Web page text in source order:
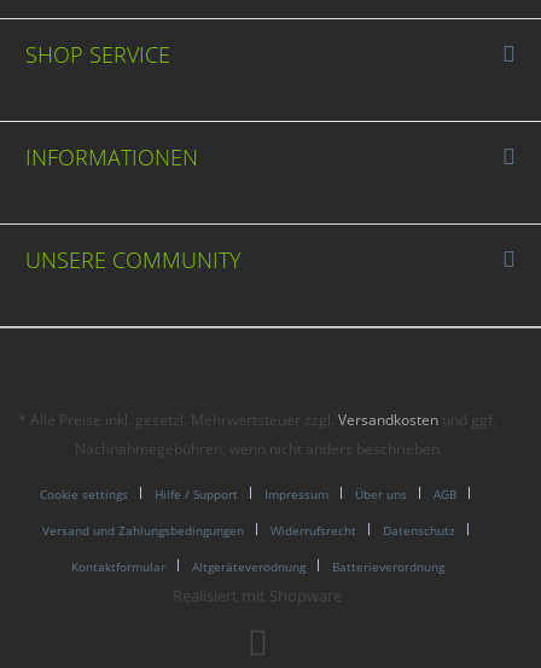
SHOP SERVICE
INFORMATIONEN
UNSERE COMMUNITY
* Alle Preise inkl. gesetzl. Mehrwertsteuer zzgl.Versandkosten und ggf.
Nachnahmegebühren, wenn nicht anders beschrieben
Cookie settings Hilfe / Support Impressum Über uns AGB
Versand und Zahlungsbedingungen Widerrufsrecht Datenschutz
Kontaktformular Altgeräteverodnung Batterieverordnung
Realisiert mit Shopware